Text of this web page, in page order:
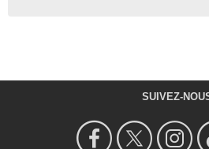
SUIVEZ-